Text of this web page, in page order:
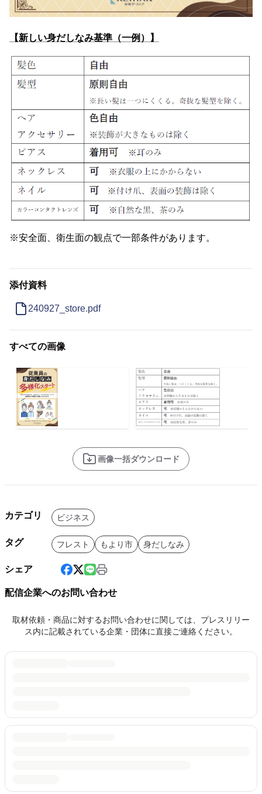
【新しい身だしなみ基準（一例）】
※安全面、衛生面の観点で一部条件があります。
添付資料
240927_store.pdf
すべての画像
画像一括ダウンロード
カテゴリ ビジネス
タグ フレスト もより市 身だしなみ
シェア
配信企業へのお問い合わせ
取材依頼・商品に対するお問い合わせに関しては、プレスリリー
ス内に記載されている企業・団体に直接ご連絡ください。